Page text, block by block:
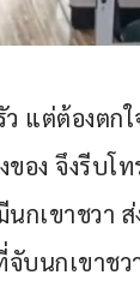
แต่ต้องตก
ง จึงรีบโ
เขาชวา ส่
จับนกเขา